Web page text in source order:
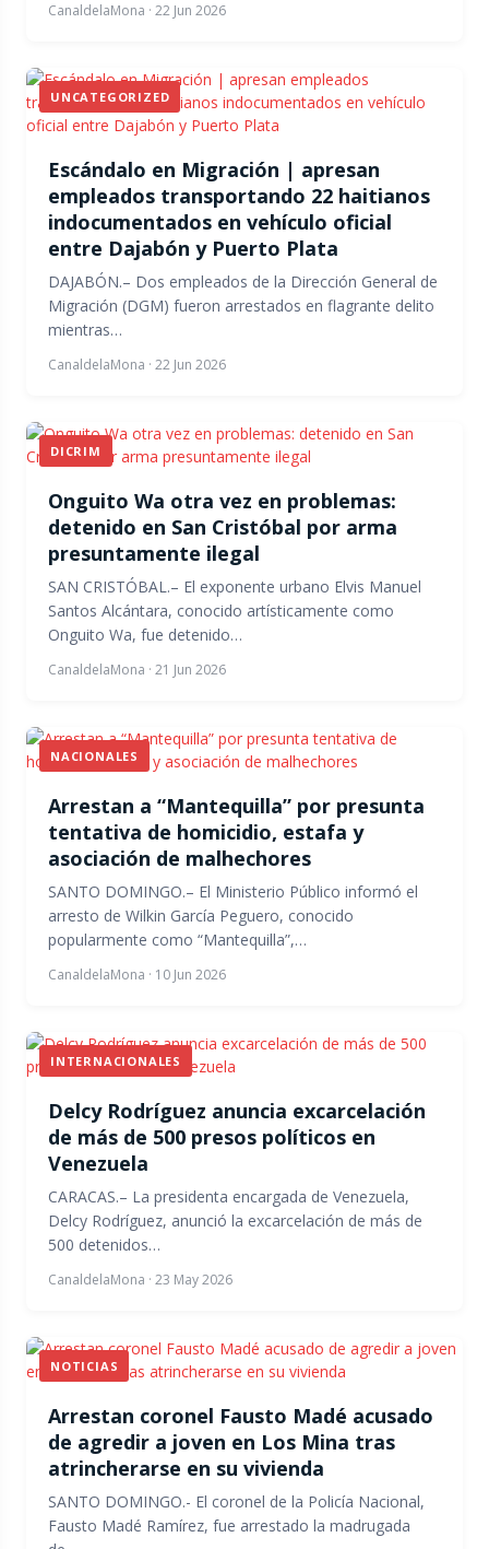
CanaldelaMona · 22 Jun 2026
UNCATEGORIZED
Escándalo en Migración | apresan
empleados transportando 22 haitianos
indocumentados en vehículo oficial
entre Dajabón y Puerto Plata
DAJABÓN.– Dos empleados de la Dirección General de
Migración (DGM) fueron arrestados en flagrante delito
mientras…
CanaldelaMona · 22 Jun 2026
DICRIM
Onguito Wa otra vez en problemas:
detenido en San Cristóbal por arma
presuntamente ilegal
SAN CRISTÓBAL.– El exponente urbano Elvis Manuel
Santos Alcántara, conocido artísticamente como
Onguito Wa, fue detenido…
CanaldelaMona · 21 Jun 2026
NACIONALES
Arrestan a “Mantequilla” por presunta
tentativa de homicidio, estafa y
asociación de malhechores
SANTO DOMINGO.– El Ministerio Público informó el
arresto de Wilkin García Peguero, conocido
popularmente como “Mantequilla”,…
CanaldelaMona · 10 Jun 2026
INTERNACIONALES
Delcy Rodríguez anuncia excarcelación
de más de 500 presos políticos en
Venezuela
CARACAS.– La presidenta encargada de Venezuela,
Delcy Rodríguez, anunció la excarcelación de más de
500 detenidos…
CanaldelaMona · 23 May 2026
NOTICIAS
Arrestan coronel Fausto Madé acusado
de agredir a joven en Los Mina tras
atrincherarse en su vivienda
SANTO DOMINGO.- El coronel de la Policía Nacional,
Fausto Madé Ramírez, fue arrestado la madrugada